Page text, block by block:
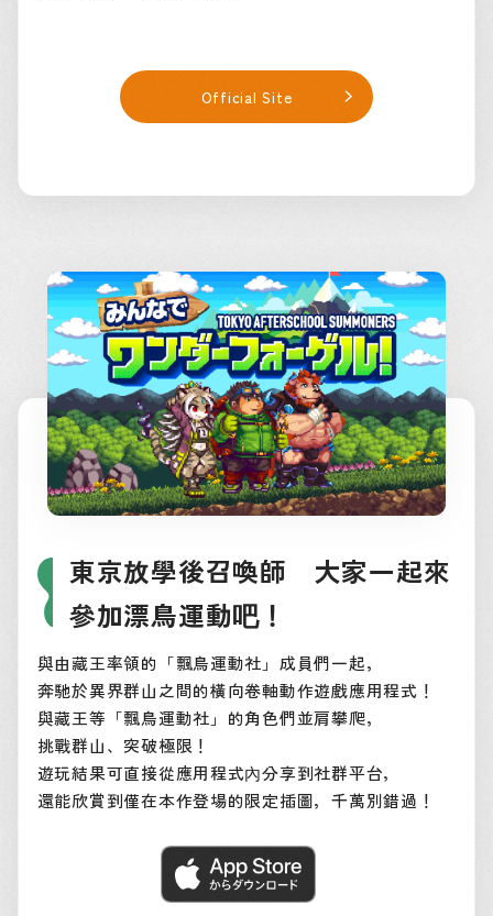
Official Site
東京放學後召喚師 大家一起來
參加漂鳥運動吧！
與由藏王率領的「飄鳥運動社」成員們一起，
奔馳於異界群山之間的橫向卷軸動作遊戲應用程式！
與藏王等「飄鳥運動社」的角色們並肩攀爬，
挑戰群山、突破極限！
遊玩結果可直接從應用程式內分享到社群平台，
還能欣賞到僅在本作登場的限定插圖，千萬別錯過！